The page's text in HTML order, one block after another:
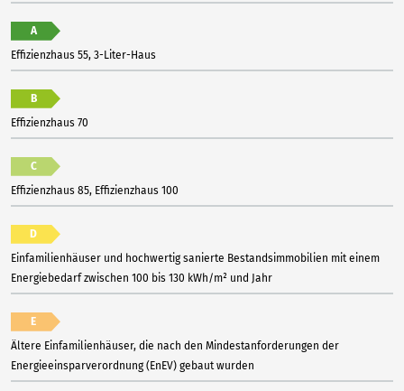
A
Effizienzhaus 55, 3-Liter-Haus
B
Effizienzhaus 70
C
Effizienzhaus 85, Effizienzhaus 100
D
Einfamilienhäuser und hochwertig sanierte Bestandsimmobilien mit einem
Energiebedarf zwischen 100 bis 130 kWh/m² und Jahr
E
Ältere Einfamilienhäuser, die nach den Mindestanforderungen der
Energieeinsparverordnung (EnEV) gebaut wurden